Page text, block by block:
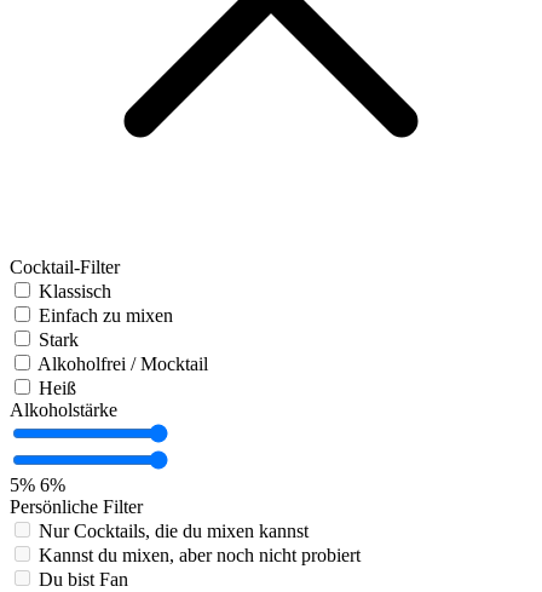
Cocktail-Filter
Klassisch
Einfach zu mixen
Stark
Alkoholfrei / Mocktail
Heiß
Alkoholstärke
5% 6%
Persönliche Filter
Nur Cocktails, die du mixen kannst
Kannst du mixen, aber noch nicht probiert
Du bist Fan